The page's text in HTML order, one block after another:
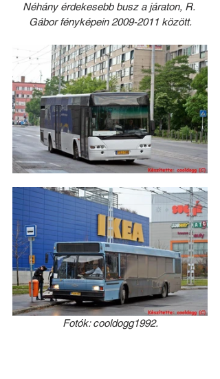
Néhány érdekesebb busz a járaton, R.
Gábor fényképein 2009-2011 között.
Fotók: cooldogg1992.